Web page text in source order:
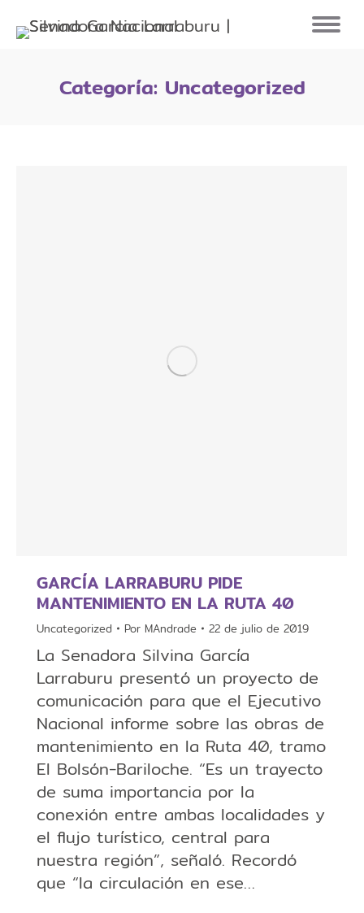
Categoría: Uncategorized
GARCÍA LARRABURU PIDE
MANTENIMIENTO EN LA RUTA 40
Uncategorized Por MAndrade 22 de julio de 2019
La Senadora Silvina García
Larraburu presentó un proyecto de
comunicación para que el Ejecutivo
Nacional informe sobre las obras de
mantenimiento en la Ruta 40, tramo
El Bolsón-Bariloche. “Es un trayecto
de suma importancia por la
conexión entre ambas localidades y
el flujo turístico, central para
nuestra región”, señaló. Recordó
que “la circulación en ese…